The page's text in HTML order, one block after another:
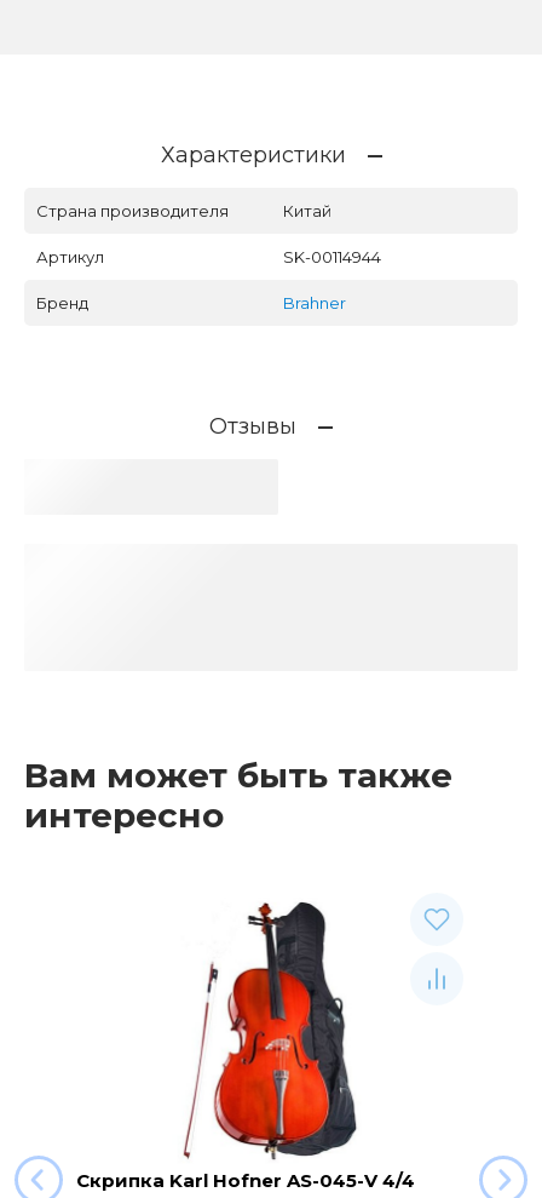
Характеристики
Страна производителя Китай
Артикул SK-00114944
Бренд Brahner
Отзывы
Вам может быть также
интересно
Скрипка Karl Hofner AS-045-V 4/4